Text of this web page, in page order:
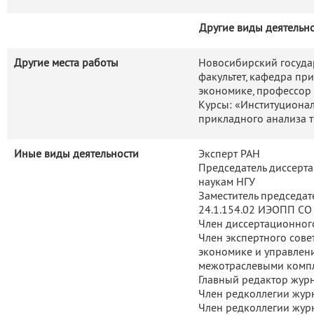
Другие виды
Другие места работы
Новосибирский
факультет, кафедра
экономике, профессор
Курсы:
прикладного анализа
Иные виды деятельности
Эксперт РАН
Председатель
наукам НГУ
Заместитель
24.1.154.02 ИЭОПП
Член
Член экспертного
экономике и
межотраслевыми
Главный редактор
Член редколлегии
Член редколлегии